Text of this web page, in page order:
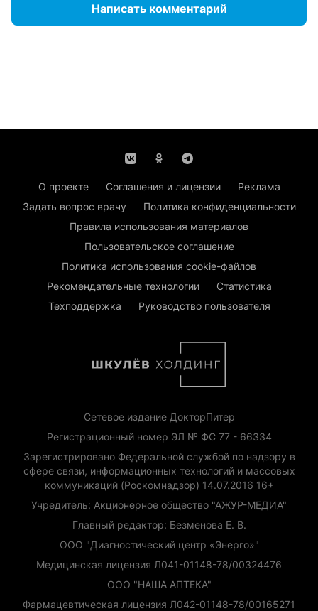
Написать комментарий
О проекте Соглашения и лицензии
Реклама
Задать вопрос врачу
Политика конфиденциальности
Правила использования материалов
Пользовательское соглашение
Политика использования cookie-файлов
Рекомендательные технологии
Статистика
Техподдержка
Руководство пользователя
Сетевое издание ДокторПитер
Регистрационный номер ЭЛ № ФС 77 - 66334
Зарегистрировано Федеральной службой по надзору в
сфере связи, информационных технологий и массовых
коммуникаций (Роскомнадзор) 14.07.2016 16+
Учредитель: Акционерное общество "АЖУР-МЕДИА"
Главный редактор: Безменова Е. В.
ООО "Диагностический центр «Энерго»"
Медицинская лицензия Л041-01148-78/00324476
ООО "НАША АПТЕКА"
Фармацевтическая лицензия Л042-01148-78/00165271